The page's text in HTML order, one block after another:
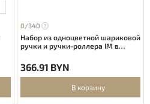
0/340
Набор из одноцветной шариковой
ручки и ручки-роллера IM в
черный
366.91 BYN
В корзину